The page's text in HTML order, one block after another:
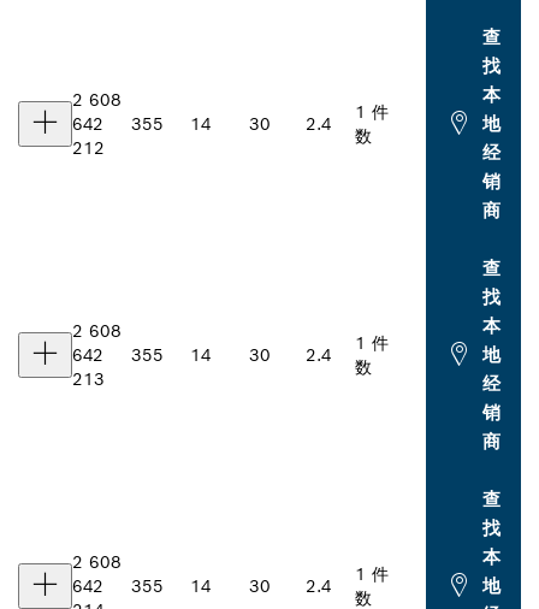
2 608
642
212
355 14 30 2.4
1 件
数
查
找
本
地
经
销
商
2 608
642
213
355 14 30 2.4
1 件
数
查
找
本
地
经
销
商
2 608
642
355 14 30 2.4
1 件
数
查
找
本
地